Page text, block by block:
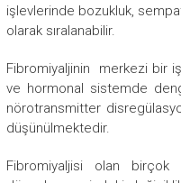
işlevlerinde bozukluk,
olarak sıralanabilir.
Fibromiyaljinin merkezi bir
ve hormonal sistemde
nörotransmitter
düşünülmektedir.
Fibromiyaljisi olan birçok